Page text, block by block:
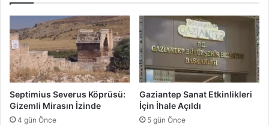
e
r
e
U
u
t
e
r
c
e
ı
l
Septimius Severus Köprüsü:
Gizemli Mirasın İzinde
4 gün Önce
Gaziantep Sanat Etkinlikleri
İçin İhale Açıldı
5 gün Önce